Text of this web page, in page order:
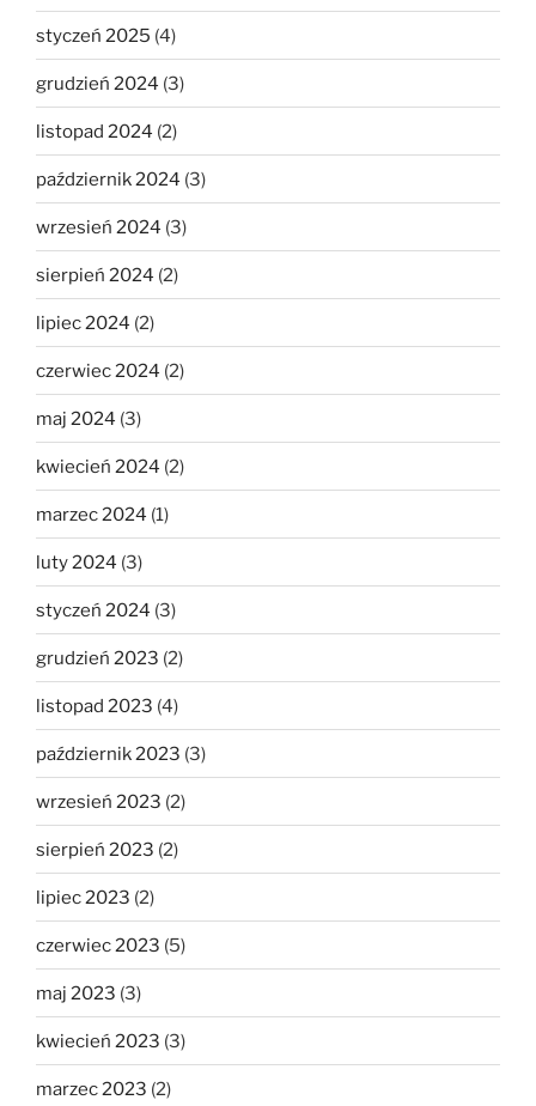
styczeń 2025 (4)
grudzień 2024 (3)
listopad 2024 (2)
październik 2024 (3)
wrzesień 2024 (3)
sierpień 2024 (2)
lipiec 2024 (2)
czerwiec 2024 (2)
maj 2024 (3)
kwiecień 2024 (2)
marzec 2024 (1)
luty 2024 (3)
styczeń 2024 (3)
grudzień 2023 (2)
listopad 2023 (4)
październik 2023 (3)
wrzesień 2023 (2)
sierpień 2023 (2)
lipiec 2023 (2)
czerwiec 2023 (5)
maj 2023 (3)
kwiecień 2023 (3)
marzec 2023 (2)